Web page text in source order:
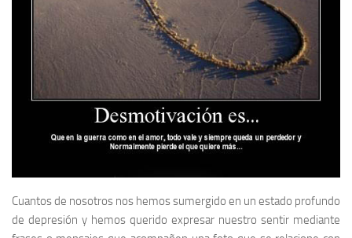
Cuantos de nosotros nos hemos sumergido en un estado profundo
de depresión y hemos querido expresar nuestro sentir mediante